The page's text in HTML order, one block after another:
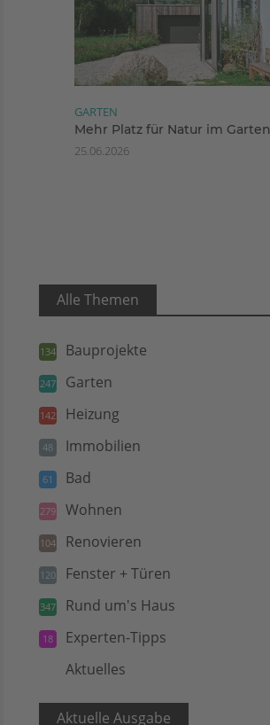
GARTEN
Mehr Platz für Natur im Garten
25.06.2026
Alle Themen
134 Bauprojekte
247 Garten
142 Heizung
48 Immobilien
61 Bad
279 Wohnen
104 Renovieren
120 Fenster + Türen
347 Rund um's Haus
18 Experten-Tipps
Aktuelles
Aktuelle Ausgabe